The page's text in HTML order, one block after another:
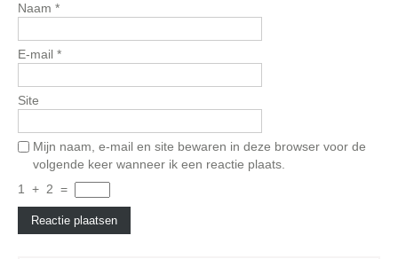
Naam *
E-mail *
Site
Mijn naam, e-mail en site bewaren in deze browser voor de
volgende keer wanneer ik een reactie plaats.
1
+ 2 =